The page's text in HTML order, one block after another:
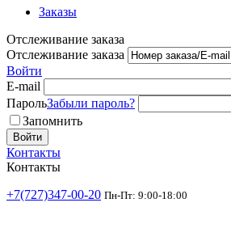
Заказы
Отслеживание заказа
Отслеживание заказа
Войти
E-mail
ПарольЗабыли пароль?
Запомнить
Войти
Контакты
Контакты
+7(727)347-00-20 Пн-Пт: 9:00-18:00